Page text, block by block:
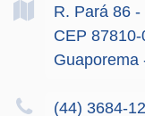
R. Pará 86 -
CEP 87810-
Guaporema
(44) 3684-